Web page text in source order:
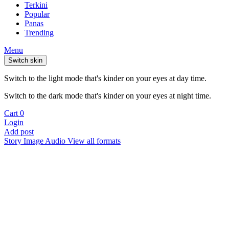
Terkini
Popular
Panas
Trending
Menu
Switch skin
Switch to the light mode that's kinder on your eyes at day time.
Switch to the dark mode that's kinder on your eyes at night time.
Cart 0
Login
Add post
Story Image Audio View all formats